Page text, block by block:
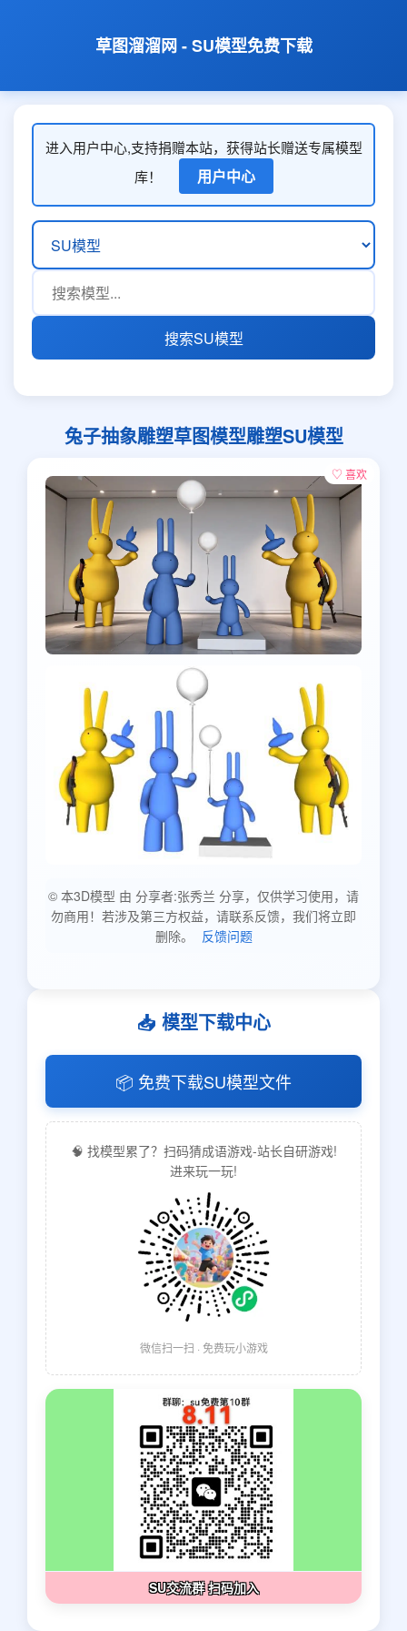
草图溜溜网 - SU模型免费下载
进入用户中心,支持捐赠本站，获得站长赠送专属模型
库！
用户中心
搜索SU模型
兔子抽象雕塑草图模型雕塑SU模型
♡ 喜欢
© 本3D模型 由 分享者:张秀兰 分享，仅供学习使用，请
勿商用！若涉及第三方权益，请联系反馈，我们将立即
删除。
反馈问题
📥 模型下载中心
📦 免费下载SU模型文件
🧠 找模型累了？扫码猜成语游戏-站长自研游戏!
进来玩一玩!
微信扫一扫 · 免费玩小游戏
SU交流群 扫码加入